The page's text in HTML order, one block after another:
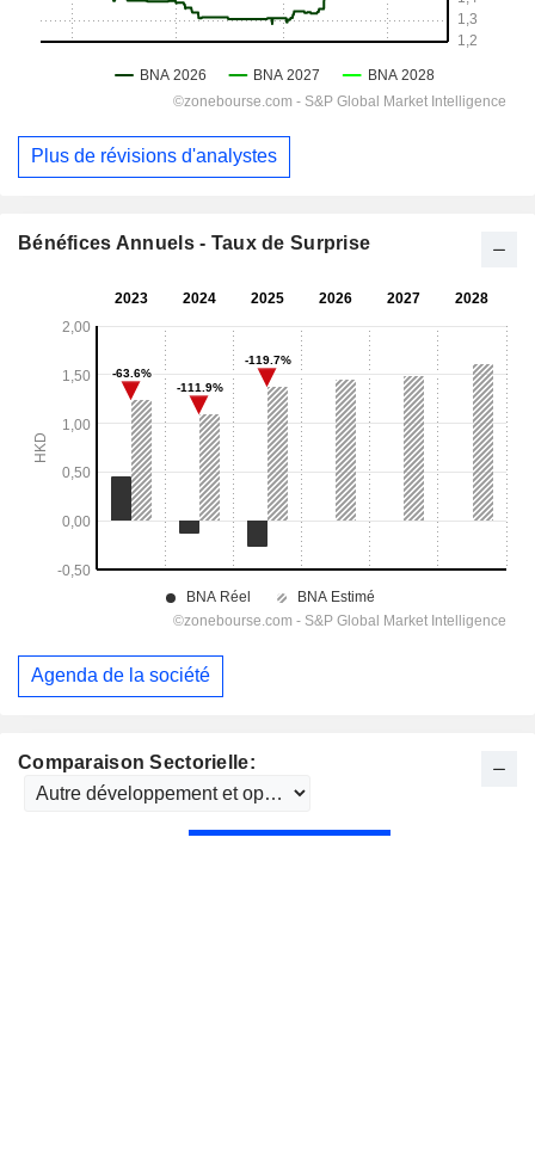
Comparaison Sectorielle:
Plus de révisions d'analystes
Bénéfices Annuels - Taux de Surprise
Agenda de la société